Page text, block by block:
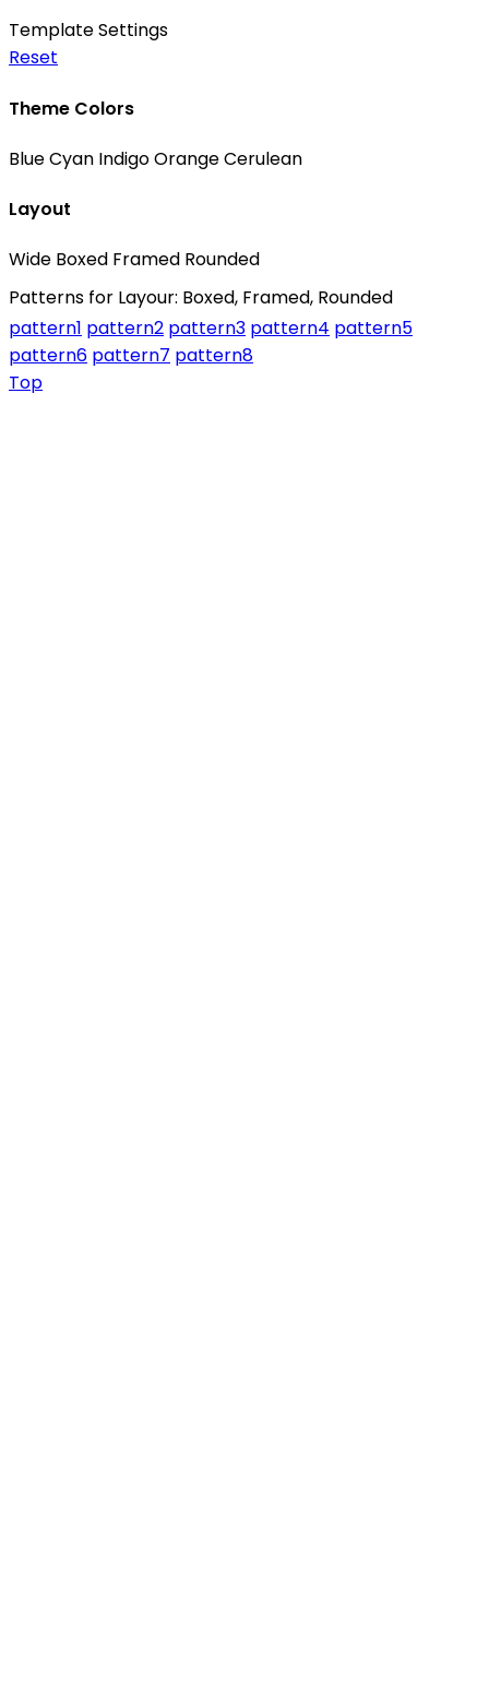
Template Settings
Reset
Theme Colors
BlueCyan IndigoOrangeCerulean
Layout
Wide Boxed Framed Rounded
Patterns for Layour: Boxed, Framed, Rounded
pattern1 pattern2 pattern3 pattern4 pattern5
pattern6 pattern7 pattern8
Top